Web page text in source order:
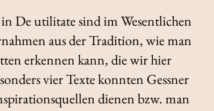
De utilitatesind im Wesentlichen
aus der Tradition, wie man
erkennen kann, die wir hier
vier Texte konnten Gessner
dienen bzw. man